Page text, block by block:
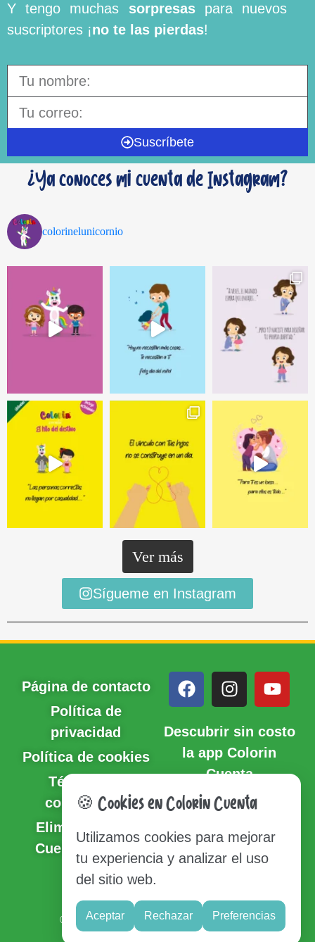
Y tengo muchas sorpresaspara nuevos
suscriptores ¡no te las pierdas!
Suscríbete
¿Ya conoces mi cuenta de Instagram?
colorinelunicornio
Ver más
Sígueme en Instagram
Página de contacto
Política de
privacidad
Política de cookies
Términos y
condiciones
Eliminación de
Cuenta y Datos
Descubrir sin costo
la app Colorin
Cuenta
© Copyright 2020-2026 Colorin Cuenta
🍪 Cookies en Colorin Cuenta
Utilizamos cookies para mejorar
tu experiencia y analizar el uso
del sitio web.
Aceptar Rechazar Preferencias